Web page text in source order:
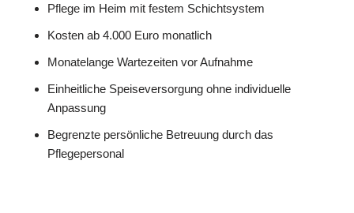
Pflege im Heim mit festem Schichtsystem
Kosten ab 4.000 Euro monatlich
Monatelange Wartezeiten vor Aufnahme
Einheitliche Speiseversorgung ohne individuelle
Anpassung
Begrenzte persönliche Betreuung durch das
Pflegepersonal